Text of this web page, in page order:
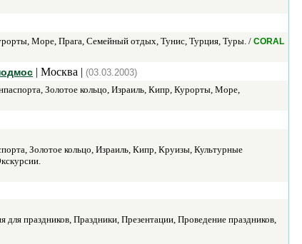
Море, Прага, Семейный отдых, Тунис, Турция, Туры. / CORAL
| Москва | (03.03.2003)
Золотое кольцо, Израиль, Кипр, Курорты, Море,
Золотое кольцо, Израиль, Кипр, Круизы, Культурные
праздников, Праздники, Презентации, Проведение праздников,